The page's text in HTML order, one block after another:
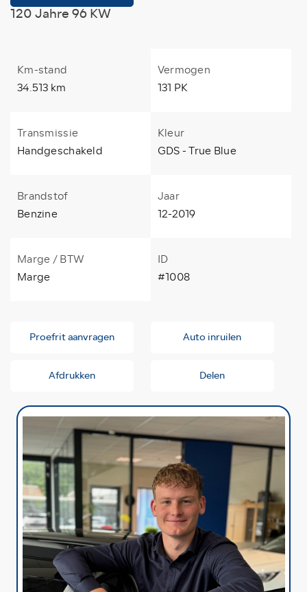
120 Jahre 96 KW
Km-stand
34.513 km
Vermogen
131 PK
Transmissie
Handgeschakeld
Kleur
GDS - True Blue
Brandstof
Benzine
Jaar
12-2019
Marge / BTW
Marge
ID
#1008
Proefrit aanvragen Auto inruilen
Afdrukken Delen